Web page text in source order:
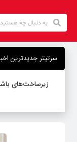
سرتیتر جدیدترین
زیرساخت‌های